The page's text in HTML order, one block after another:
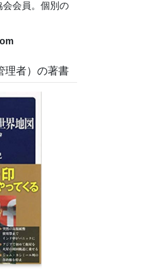
会員。個別の
理者）の著書